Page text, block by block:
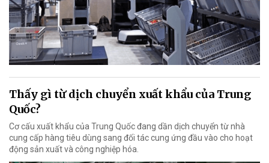
Thấy gì từ dịch chuyển xuất khẩu của Trung
Quốc?
Cơ cấu xuất khẩu của Trung Quốc đang dần dịch chuyển từ nhà
cung cấp hàng tiêu dùng sang đối tác cung ứng đầu vào cho hoạt
động sản xuất và công nghiệp hóa.